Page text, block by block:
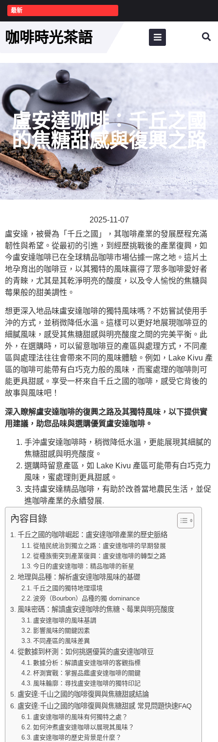
最新
咖啡時光茶語
盧安達咖啡：千丘之國
的焦糖甜感與復興之路
2025-11-07
盧安達，被譽為「千丘之國」，其咖啡產業的發展歷程充滿
韌性與希望。從最初的引進，到經歷挑戰後的產業復興，如
今盧安達咖啡已在全球精品咖啡市場佔據一席之地。這片土
地孕育出的咖啡豆，以其獨特的風味贏得了眾多咖啡愛好者
的青睞，尤其是其乾淨明亮的酸度，以及令人愉悅的焦糖與
莓果般的甜美調性。
想更深入地品味盧安達咖啡的獨特風味嗎？不妨嘗試使用手
沖的方式，並稍微降低水溫。這樣可以更好地展現咖啡豆的
細膩風味，感受其焦糖甜感與明亮酸度之間的完美平衡。此
外，在選購時，可以留意咖啡豆的產區與處理方式，不同產
區與處理法往往會帶來不同的風味體驗。例如，Lake Kivu 產
區的咖啡可能帶有白巧克力般的風味，而蜜處理的咖啡則可
能更具甜感。享受一杯來自千丘之國的咖啡，感受它背後的
故事與風味吧！
深入瞭解盧安達咖啡的復興之路及其獨特風味，以下提供實
用建議，助您品味與選購優質盧安達咖啡。
手沖盧安達咖啡時，稍微降低水溫，更能展現其細膩的
焦糖甜感與明亮酸度。
選購時留意產區，如 Lake Kivu 產區可能帶有白巧克力
風味，蜜處理則更具甜感。
支持盧安達精品咖啡，有助於改善當地農民生活，並促
進咖啡產業的永續發展.
內容目錄
千丘之國的咖啡崛起：盧安達咖啡產業的歷史脈絡
從殖民統治到獨立之路：盧安達咖啡的早期發展
從種族衝突到產業復興：盧安達咖啡的轉型之路
今日的盧安達咖啡：精品咖啡的新星
地理與品種：解析盧安達咖啡風味的基礎
千丘之國的獨特地理環境
波旁（Bourbon）品種的獨 dominance
風味密碼：解讀盧安達咖啡的焦糖、莓果與明亮酸度
盧安達咖啡的風味基調
影響風味的關鍵因素
不同產區的風味差異
從數據到杯測：如何挑選優質的盧安達咖啡豆
數據分析：解讀盧安達咖啡的客觀指標
杯測實戰：掌握品鑑盧安達咖啡的關鍵
風味輪廓：尋找盧安達咖啡的獨特印記
盧安達:千山之國的咖啡復興與焦糖甜感結論
盧安達:千山之國的咖啡復興與焦糖甜感 常見問題快速FAQ
盧安達咖啡的風味有何獨特之處？
如何沖煮盧安達咖啡以展現其風味？
盧安達咖啡的歷史背景是什麼？